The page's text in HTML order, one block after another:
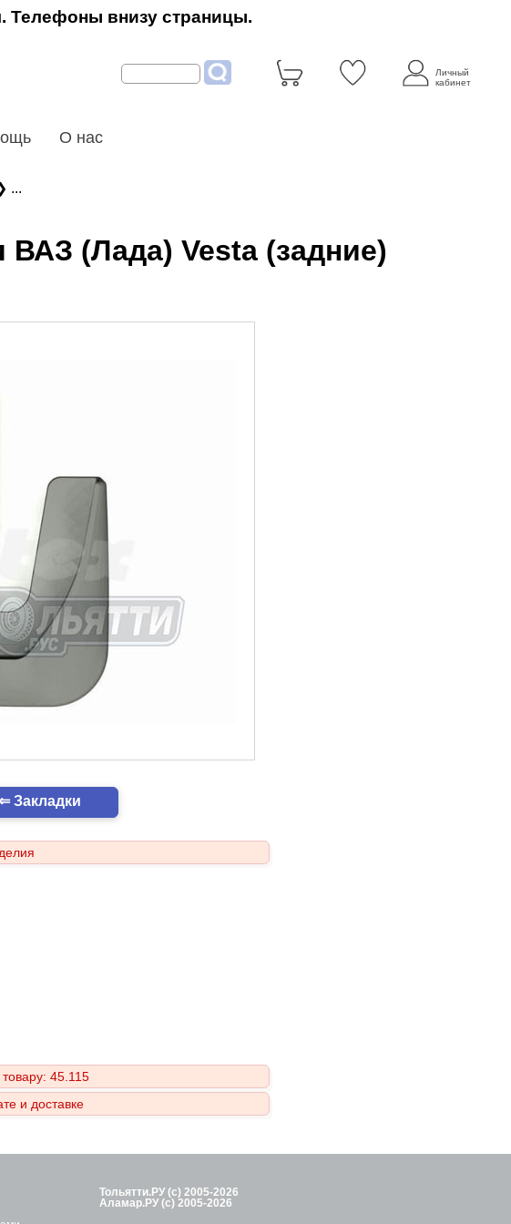
Телефоны внизу страницы.
Личный
кабинет
О нас
...
ВАЗ (Лада) Vesta (задние)
Закладки
45.115
и доставке
Тольятти.РУ (с) 2005-2026
Аламар.РУ (с) 2005-2026